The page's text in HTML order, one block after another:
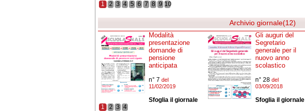
1 2 3 4 5 6 7 8 9 10
Archivio giornale(12)
Modalità
presentazione
domande di
pensione
anticipata
n° 7 del
11/02/2019
Sfoglia il giornale
Gli auguri del
Segretario
generale per il
nuovo anno
scolastico
n° 28 del
03/09/2018
Sfoglia il giornale
1
2 3 4